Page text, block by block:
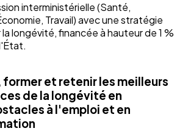
interministérielle (Santé,
Travail) avec une stratégie
longévité, financée à hauteur de 1 %
et retenir les meilleurs
de la longévité en
à l'emploi et en